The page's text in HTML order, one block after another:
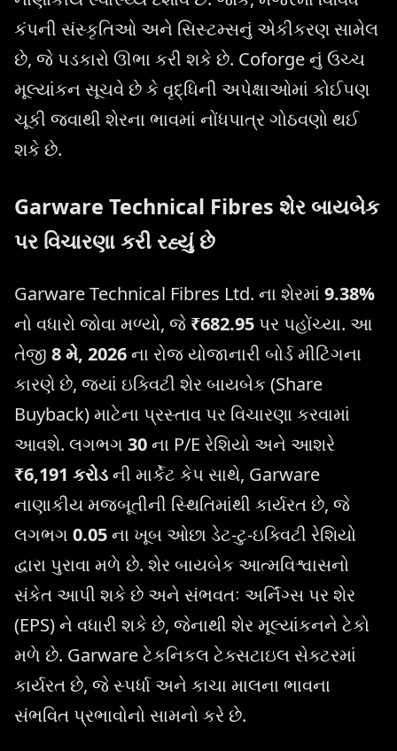
કંપની સંસ્કૃતિઓ અને સિસ્ટમ્સનું એકીકરણ સામેલ
છે, જે પડકારો ઊભા કરી શકે છે. Coforge નું ઉચ્ચ
મૂલ્યાંકન સૂચવે છે કે વૃદ્ધિની અપેક્ષાઓમાં કોઈપણ
ચૂકી જવાથી શેરના ભાવમાં નોંધપાત્ર ગોઠવણો થઈ
શકે છે.
Garware Technical Fibres શેર બાયબેક
પર વિચારણા કરી રહ્યું છે
Garware Technical Fibres Ltd. ના શેરમાં 9.38%
નો વધારો જોવા મળ્યો, જે ₹682.95પર પહોંચ્યા. આ
તેજી 8 મે, 2026ના રોજ યોજાનારી બોર્ડ મીટિંગના
કારણે છે, જ્યાં ઇક્વિટી શેર બાયબેક (Share
Buyback) માટેના પ્રસ્તાવ પર વિચારણા કરવામાં
આવશે. લગભગ 30ના P/E રેશિયો અને આશરે
₹6,191 કરોડની માર્કેટ કેપ સાથે, Garware
નાણાકીય મજબૂતીની સ્થિતિમાંથી કાર્યરત છે, જે
લગભગ 0.05ના ખૂબ ઓછા ડેટ-ટુ-ઇક્વિટી રેશિયો
દ્વારા પુરાવા મળે છે. શેર બાયબેક આત્મવિશ્વાસનો
સંકેત આપી શકે છે અને સંભવતઃ અર્નિંગ્સ પર શેર
(EPS) ને વધારી શકે છે, જેનાથી શેર મૂલ્યાંકનને ટેકો
મળે છે. Garware ટેકનિકલ ટેક્સટાઇલ સેક્ટરમાં
કાર્યરત છે, જે સ્પર્ધા અને કાચા માલના ભાવના
સંભવિત પ્રભાવોનો સામનો કરે છે.